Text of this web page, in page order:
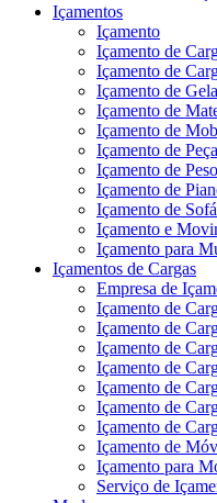
Içamentos
Içamento
Içamento de
Içamento de
Içamento de
Içamento de
Içamento de
Içamento de
Içamento de Peso
Içamento de
Içamento de Sofá
Içamento e
Içamento para
Içamentos de Cargas
Empresa de
Içamento de
Içamento de
Içamento de
Içamento de
Içamento de
Içamento de
Içamento de
Içamento de
Içamento para
Serviço de